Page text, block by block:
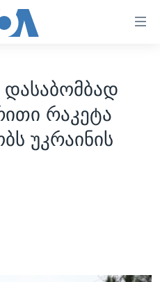
დასაბომბად
რაკეტა
უკრაინის